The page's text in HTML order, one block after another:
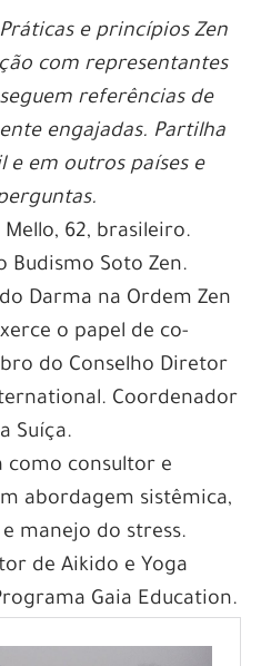
e princípios Zen
com representantes
referências de
engajadas. Partilha
e em outros países e
Mello, 62, brasileiro.
Budismo Soto Zen.
Darma na Ordem Zen
o papel de co-
do Conselho Diretor
Coordenador
Suíça.
como consultor e
abordagem sistêmica,
manejo do stress.
de Aikido e Yoga
Gaia Education.